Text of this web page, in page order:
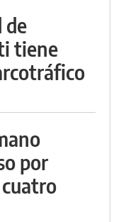
de
tiene
por